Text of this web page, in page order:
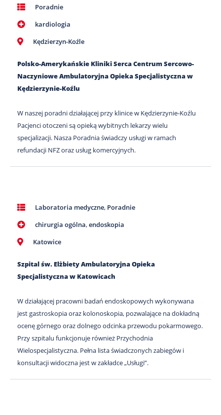
Poradnie
kardiologia
Kędzierzyn-Koźle
Polsko-Amerykańskie Kliniki Serca Centrum Sercowo-
Naczyniowe Ambulatoryjna Opieka Specjalistyczna w
Kędzierzynie-Koźlu
W naszej poradni działającej przy klinice w Kędzierzynie-Koźlu
Pacjenci otoczeni są opieką wybitnych lekarzy wielu
specjalizacji. Nasza Poradnia świadczy usługi w ramach
refundacji NFZ oraz usług komercyjnych.
Laboratoria medyczne, Poradnie
chirurgia ogólna,endoskopia
Katowice
Szpital św. Elżbiety Ambulatoryjna Opieka
Specjalistyczna w Katowicach
W działającej pracowni badań endoskopowych wykonywana
jest gastroskopia oraz kolonoskopia, pozwalające na dokładną
ocenę górnego oraz dolnego odcinka przewodu pokarmowego.
Przy szpitalu funkcjonuje również Przychodnia
Wielospecjalistyczna. Pełna lista świadczonych zabiegów i
konsultacji widoczna jest w zakładce „Usługi”.